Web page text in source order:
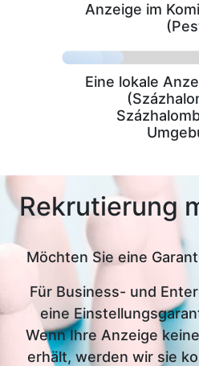
Anzeige im
Eine lokale
Rekrutierung
Möchten Sie eine
Für Business- und
eine
Wenn Ihre Anzeige
erhält, werden wir sie